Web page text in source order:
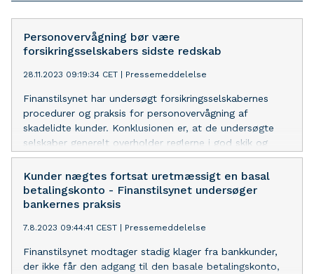
Personovervågning bør være
forsikringsselskabers sidste redskab
28.11.2023 09:19:34 CET | Pressemeddelelse
Finanstilsynet har undersøgt forsikringsselskabernes
procedurer og praksis for personovervågning af
skadelidte kunder. Konklusionen er, at de undersøgte
selskaber generelt overholder reglerne i god skik og
undersøgelsesbekendtgørelsen.
Kunder nægtes fortsat uretmæssigt en basal
betalingskonto - Finanstilsynet undersøger
bankernes praksis
7.8.2023 09:44:41 CEST | Pressemeddelelse
Finanstilsynet modtager stadig klager fra bankkunder,
der ikke får den adgang til den basale betalingskonto,